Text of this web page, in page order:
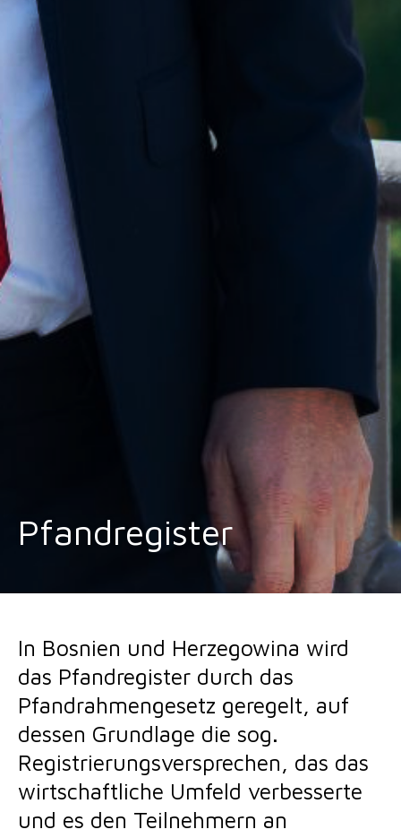
Pfandregister
In Bosnien und Herzegowina wird
das Pfandregister durch das
Pfandrahmengesetz geregelt, auf
dessen Grundlage die sog.
Registrierungsversprechen, das das
wirtschaftliche Umfeld verbesserte
und es den Teilnehmern an